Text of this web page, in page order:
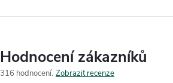
Hodnocení zákazníků
316 hodnocení Zobrazit recenze